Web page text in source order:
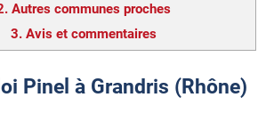
Autres communes proches
3. Avis et commentaires
Pinel à Grandris (Rhône)